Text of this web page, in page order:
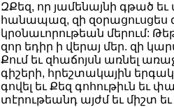
ԶՔեզ, որ յամենայնի գթած
հանապազ, զի զօրացուսցես
կրօնաւորութեան մերում:
զոր եդիր ի վերայ մեր. զի
Քում եւ զհաճոյսն առնել
գիշերի, հրեշտակային
գովել եւ Քեզ գոհութիւն եւ
տէրութեանդ այժմ եւ միշտ